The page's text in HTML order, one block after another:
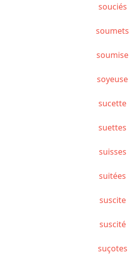
souciés
soumets
soumise
soyeuse
sucette
suettes
suisses
suitées
suscite
suscité
suçotes